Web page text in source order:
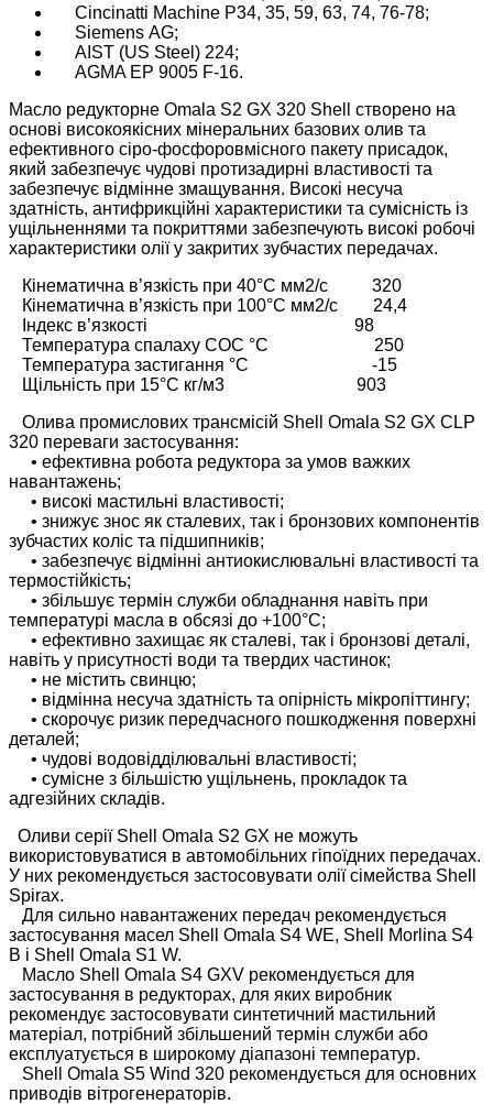
Cincinatti Machine P34, 35, 59, 63, 74, 76-78;
Siemens AG;
AIST (US Steel ) 224;
AGMA EP 9005 F-16.
Масло редукторне Omala S2 GX 320 Shell створено на
основі високоякісних мінеральних базових олив та
ефективного сіро-фосфоровмісного пакету присадок,
який забезпечує чудові протизадирні властивості та
забезпечує відмінне змащування. Високі несуча
здатність, антифрикційні характеристики та сумісність із
ущільненнями та покриттями забезпечують високі робочі
характеристики олії у закритих зубчастих передачах.
Кінематична в’язкість при 40°C мм2/с 320
Кінематична в’язкість при 100°C мм2/с 24,4
Індекс в’язкості 98
Температура спалаху COC °C 250
Температура застигання °C -15
Щільність при 15°C кг/м3 903
Олива промислових трансмісій Shell Omala S2 GX CLP
320 переваги застосування:
• ефективна робота редуктора за умов важких
навантажень;
• високі мастильні властивості;
• знижує знос як сталевих, так і бронзових компонентів
зубчастих коліс та підшипників;
• забезпечує відмінні антиокислювальні властивості та
термостійкість;
• збільшує термін служби обладнання навіть при
температурі масла в обсязі до +100°C;
• ефективно захищає як сталеві, так і бронзові деталі,
навіть у присутності води та твердих частинок;
• не містить свинцю;
• відмінна несуча здатність та опірність мікропіттингу;
• скорочує ризик передчасного пошкодження поверхні
деталей;
• чудові водовідділювальні властивості;
• сумісне з більшістю ущільнень, прокладок та
адгезійних складів.
Оливи серії Shell Omala S2 GX не можуть
використовуватися в автомобільних гіпоїдних передачах.
У них рекомендується застосовувати олії сімейства Shell
Spirax.
Для сильно навантажених передач рекомендується
застосування масел Shell Omala S4 WE, Shell Morlina S4
B і Shell Omala S1 W.
Масло Shell Omala S4 GXV рекомендується для
застосування в редукторах, для яких виробник
рекомендує застосовувати синтетичний мастильний
матеріал, потрібний збільшений термін служби або
експлуатується в широкому діапазоні температур.
Shell Omala S5 Wind 320 рекомендується для основних
приводів вітрогенераторів.